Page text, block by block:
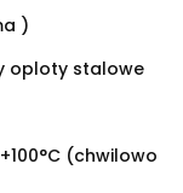
)
oploty stalowe
(chwilowo